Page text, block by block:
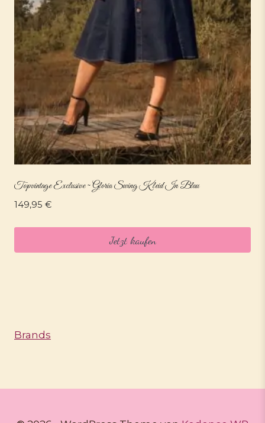
Topvintage Exclusive ~ Gloria Swing Kleid In Blau
149,95 €
Jetzt kaufen
Brands